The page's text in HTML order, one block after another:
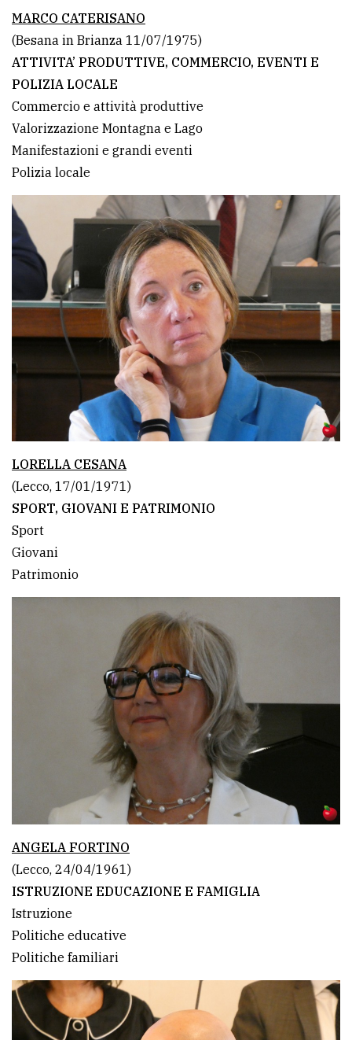
MARCO CATERISANO
(Besana in Brianza 11/07/1975)
ATTIVITA’ PRODUTTIVE, COMMERCIO, EVENTI E
POLIZIA LOCALE
Commercio e attività produttive
Valorizzazione Montagna e Lago
Manifestazioni e grandi eventi
Polizia locale
LORELLA CESANA
(Lecco, 17/01/1971)
SPORT, GIOVANI E PATRIMONIO
Sport
Giovani
Patrimonio
ANGELA FORTINO
(Lecco, 24/04/1961)
ISTRUZIONE EDUCAZIONE E FAMIGLIA
Istruzione
Politiche educative
Politiche familiari